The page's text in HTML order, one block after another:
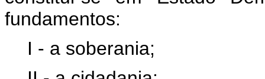
fundamentos:
I - a soberania;